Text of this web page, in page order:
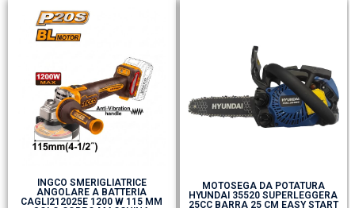
INGCO SMERIGLIATRICE
ANGOLARE A BATTERIA
CAGLI212025E 1200 W 115 MM
MOTOSEGA DA POTATURA
HYUNDAI 35520 SUPERLEGGERA
25CC BARRA 25 CM EASY START